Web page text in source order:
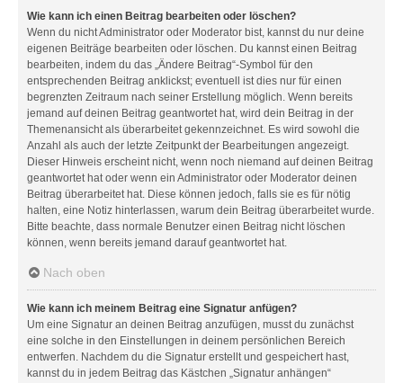
Wie kann ich einen Beitrag bearbeiten oder löschen?
Wenn du nicht Administrator oder Moderator bist, kannst du nur deine
eigenen Beiträge bearbeiten oder löschen. Du kannst einen Beitrag
bearbeiten, indem du das „Ändere Beitrag“-Symbol für den
entsprechenden Beitrag anklickst; eventuell ist dies nur für einen
begrenzten Zeitraum nach seiner Erstellung möglich. Wenn bereits
jemand auf deinen Beitrag geantwortet hat, wird dein Beitrag in der
Themenansicht als überarbeitet gekennzeichnet. Es wird sowohl die
Anzahl als auch der letzte Zeitpunkt der Bearbeitungen angezeigt.
Dieser Hinweis erscheint nicht, wenn noch niemand auf deinen Beitrag
geantwortet hat oder wenn ein Administrator oder Moderator deinen
Beitrag überarbeitet hat. Diese können jedoch, falls sie es für nötig
halten, eine Notiz hinterlassen, warum dein Beitrag überarbeitet wurde.
Bitte beachte, dass normale Benutzer einen Beitrag nicht löschen
können, wenn bereits jemand darauf geantwortet hat.
Nach oben
Wie kann ich meinem Beitrag eine Signatur anfügen?
Um eine Signatur an deinen Beitrag anzufügen, musst du zunächst
eine solche in den Einstellungen in deinem persönlichen Bereich
entwerfen. Nachdem du die Signatur erstellt und gespeichert hast,
kannst du in jedem Beitrag das Kästchen „Signatur anhängen“